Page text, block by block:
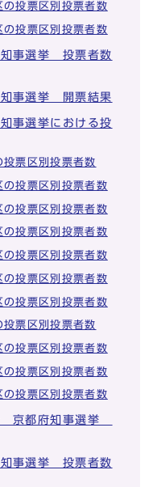
の投票区別投票者数
投票区別投票者数
事選挙 投票者数
事選挙 開票結果
事選挙における投
投票区別投票者数
投票区別投票者数
投票区別投票者数
の投票区別投票者数
の投票区別投票者数
投票区別投票者数
投票区別投票者数
投票区別投票者数
投票区別投票者数
投票区別投票者数
の投票区別投票者数
京都府知事選挙
事選挙 投票者数